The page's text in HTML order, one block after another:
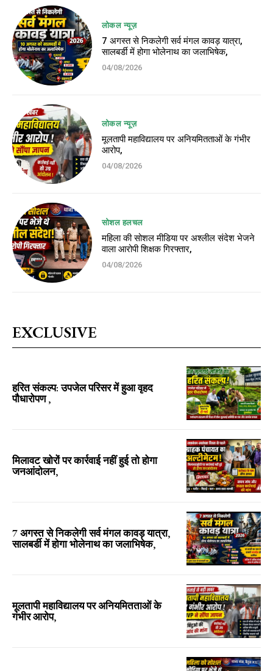
लोकल न्यूज़
7 अगस्त से निकलेगी सर्व मंगल कावड़ यात्रा,
सालबर्डी में होगा भोलेनाथ का जलाभिषेक,
04/08/2026
लोकल न्यूज़
मूलतापी महाविद्यालय पर अनियमितताओं के गंभीर
आरोप,
04/08/2026
सोशल हलचल
महिला की सोशल मीडिया पर अश्लील संदेश भेजने
वाला आरोपी शिक्षक गिरफ्तार,
04/08/2026
EXCLUSIVE
हरित संकल्प: उपजेल परिसर में हुआ वृहद
पौधारोपण ,
मिलावट खोरों पर कार्रवाई नहीं हुई तो होगा
जनआंदोलन,
7 अगस्त से निकलेगी सर्व मंगल कावड़ यात्रा,
सालबर्डी में होगा भोलेनाथ का जलाभिषेक,
मूलतापी महाविद्यालय पर अनियमितताओं के
गंभीर आरोप,